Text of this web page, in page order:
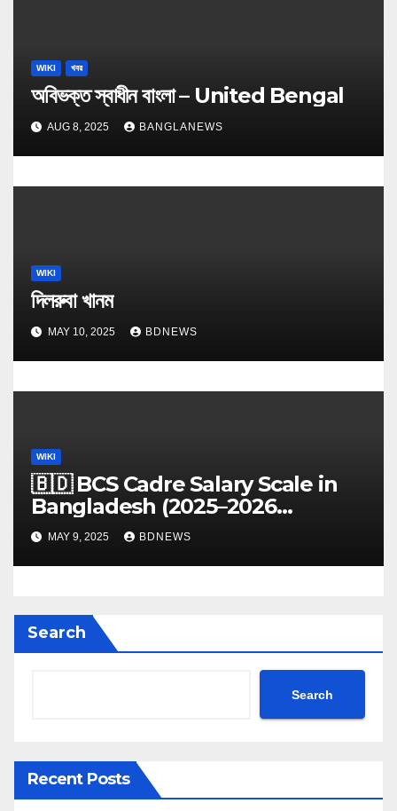
WIKI খবর
অবিভক্ত স্বাধীন বাংলা – United Bengal
AUG 8, 2025 BANGLANEWS
WIKI
দিলরুবা খানম
MAY 10, 2025 BDNEWS
WIKI
🇧🇩 BCS Cadre Salary Scale in
Bangladesh (2025–2026
Updated Guide)
MAY 9, 2025 BDNEWS
Search
Search
Recent Posts